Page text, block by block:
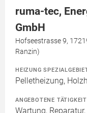
ruma-tec,
GmbH
Hofseestrasse 9,
Ranzin)
HEIZUNG
Pelletheizung,
ANGEBOTENE
Wartung,